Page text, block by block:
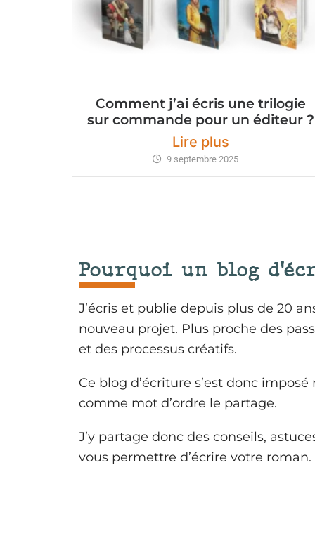
Comment j’ai écris une trilogie
sur commande pour un éditeur ?
Lire plus
9 septembre 2025
Pourquoi un blog
J’écris et publie depuis plus de 20
nouveau projet. Plus proche des
et des processus créatifs.
Ce blog d’écriture s’est donc
comme mot d’ordre le partage.
J’y partage donc des conseils,
vous permettre d’écrire votre roman.